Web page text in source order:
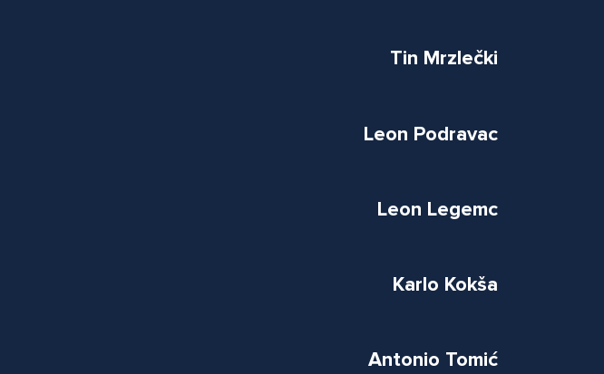
Tin Mrzlečki
Leon Podravac
Leon Legemc
Karlo Kokša
Antonio Tomić